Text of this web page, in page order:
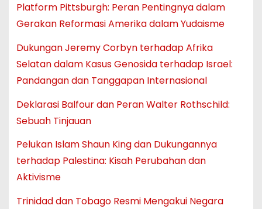
Platform Pittsburgh: Peran Pentingnya dalam
Gerakan Reformasi Amerika dalam Yudaisme
Dukungan Jeremy Corbyn terhadap Afrika
Selatan dalam Kasus Genosida terhadap Israel:
Pandangan dan Tanggapan Internasional
Deklarasi Balfour dan Peran Walter Rothschild:
Sebuah Tinjauan
Pelukan Islam Shaun King dan Dukungannya
terhadap Palestina: Kisah Perubahan dan
Aktivisme
Trinidad dan Tobago Resmi Mengakui Negara